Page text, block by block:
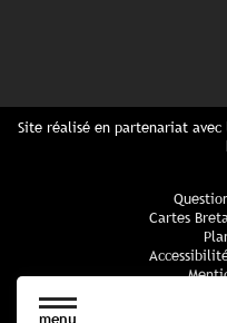
menu
Site réalisé en partenariat avec
Cartes